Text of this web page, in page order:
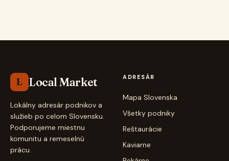
L Local Market
Lokálny adresár podnikov a
služieb po celom Slovensku.
Podporujeme miestnu
komunitu a remeselnú
prácu.
ADRESÁR
Mapa Slovenska
Všetky podniky
Reštaurácie
Kaviarne